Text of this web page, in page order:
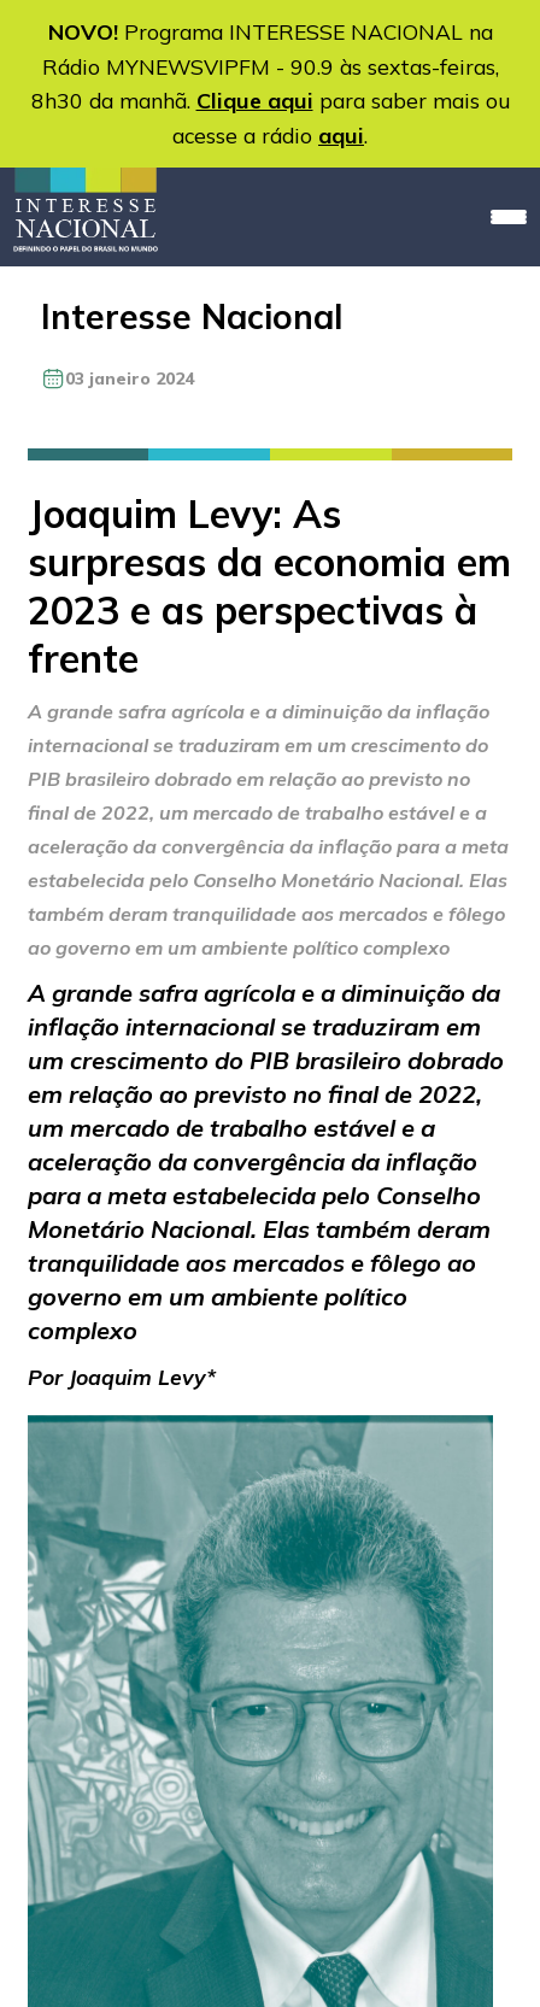
NOVO!Programa INTERESSE NACIONAL na
Rádio MYNEWSVIPFM - 90.9 às sextas-feiras,
8h30 da manhã. Clique aqui para saber mais ou
acesse a rádio aqui.
Interesse Nacional
03 janeiro 2024
Joaquim Levy: As
surpresas da economia em
2023 e as perspectivas à
frente
A grande safra agrícola e a diminuição da inflação
internacional se traduziram em um crescimento do
PIB brasileiro dobrado em relação ao previsto no
final de 2022, um mercado de trabalho estável e a
aceleração da convergência da inflação para a meta
estabelecida pelo Conselho Monetário Nacional. Elas
também deram tranquilidade aos mercados e fôlego
ao governo em um ambiente político complexo
A grande safra agrícola e a diminuição da
inflação internacional se traduziram em
um crescimento do PIB brasileiro dobrado
em relação ao previsto no final de 2022,
um mercado de trabalho estável e a
aceleração da convergência da inflação
para a meta estabelecida pelo Conselho
Monetário Nacional. Elas também deram
tranquilidade aos mercados e fôlego ao
governo em um ambiente político
complexo
Por Joaquim Levy*